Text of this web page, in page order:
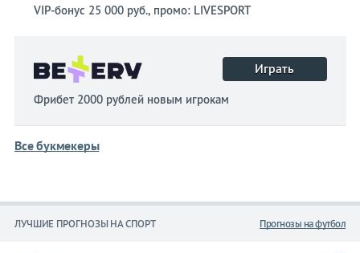
VIP-бонус 25 000 руб., промо: LIVESPORT
Играть
Фрибет 2000 рублей новым игрокам
Все букмекеры
ЛУЧШИЕ ПРОГНОЗЫ НА СПОРТ Прогнозы на футбол